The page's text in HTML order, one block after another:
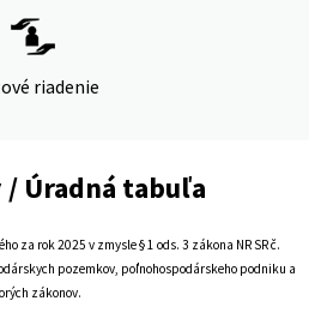
riadenie
/ Úradná tabuľa
za rok 2025 v zmysle § 1 ods. 3 zákona NR SR č.
pozemkov, poľnohospodárskeho podniku a
zákonov.